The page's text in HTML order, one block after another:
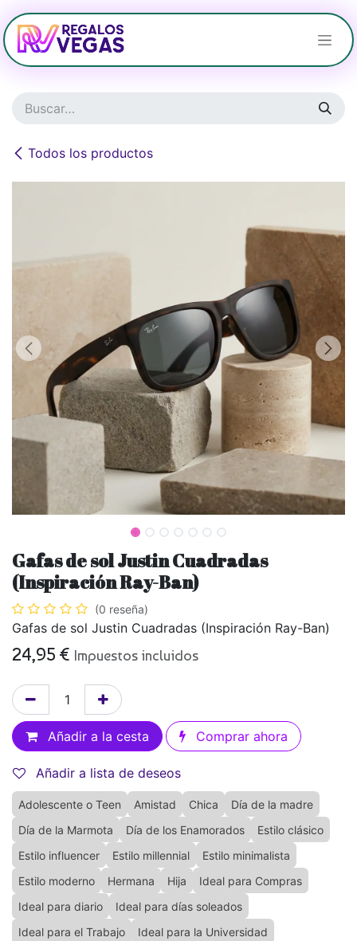
Ir al contenido
Todos los productos
Gafas de sol Justin Cuadradas
(Inspiración Ray-Ban)
(0 reseña)
Gafas de sol Justin Cuadradas (Inspiración Ray-Ban)
24,95 € Impuestos incluidos
Añadir a la cesta Comprar ahora
Añadir a lista de deseos
Adolescente o Teen Amistad Chica
Día de la madre
Día de la Marmota
Día de los Enamorados
Estilo clásico
Estilo influencer
Estilo millennial
Estilo minimalista
Estilo moderno
Hermana Hija
Ideal para Compras
Ideal para diario
Ideal para días soleados
Ideal para el Trabajo
Ideal para la Universidad